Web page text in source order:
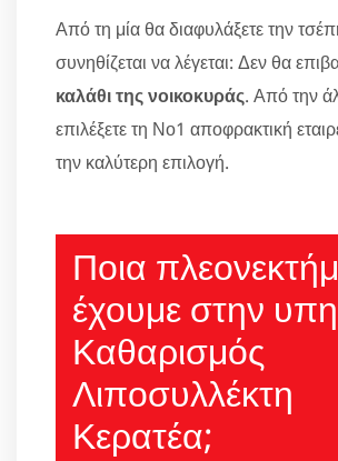
Από τη μία θα διαφυλάξετε την
συνηθίζεται να λέγεται: Δεν θα
καλάθι της νοικοκυράς. Από την
επιλέξετε τη Νο1 αποφρακτική
την καλύτερη επιλογή.
Ποια
έχουμε στην
Καθαρισμός
Λιποσυλλέκτη
Κερατέα;